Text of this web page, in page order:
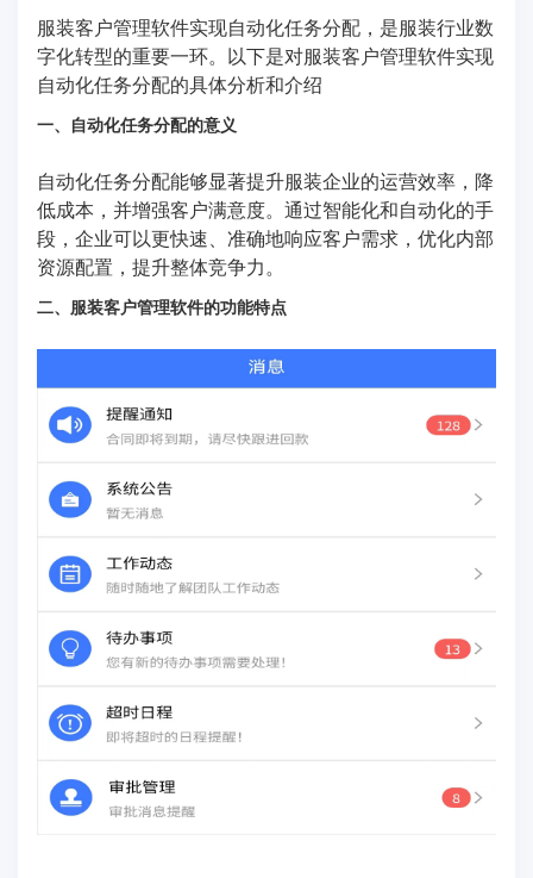
服装客户管理软件实现自动化任务分配，是服装行业数
字化转型的重要一环。以下是对服装客户管理软件实现
自动化任务分配的具体分析和介绍
一、自动化任务分配的意义
自动化任务分配能够显著提升服装企业的运营效率，降
低成本，并增强客户满意度。通过智能化和自动化的手
段，企业可以更快速、准确地响应客户需求，优化内部
资源配置，提升整体竞争力。
二、服装客户管理软件的功能特点